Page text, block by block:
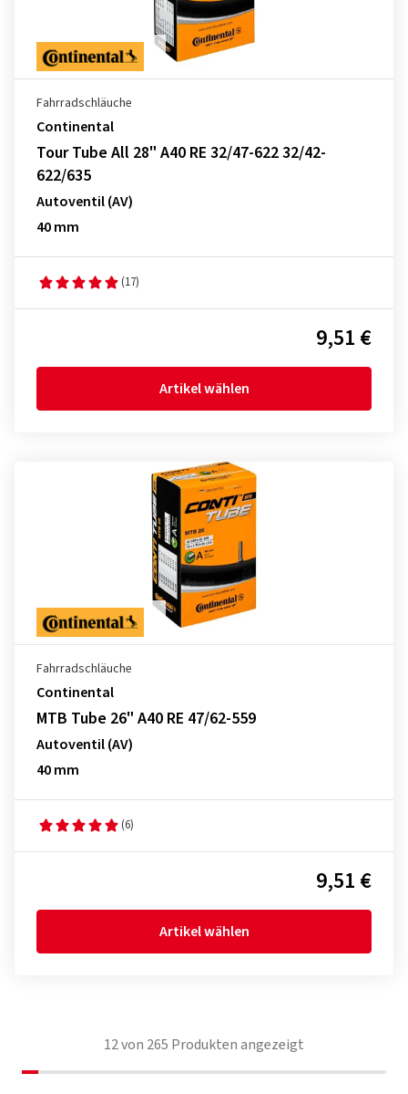
Fahrradschläuche
Continental
Tour Tube All 28" A40 RE 32/47-622 32/42-
622/635
Autoventil (AV)
40 mm
(17)
9,51 €
Artikel wählen
Fahrradschläuche
Continental
MTB Tube 26" A40 RE 47/62-559
Autoventil (AV)
40 mm
(6)
9,51 €
Artikel wählen
12von 265 Produkten angezeigt